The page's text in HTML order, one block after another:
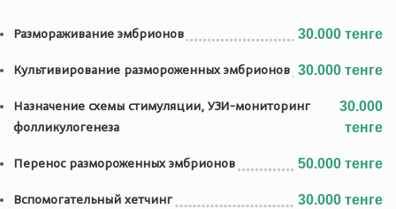
Размораживание эмбрионов 30.000 тенге
Культивирование размороженных эмбрионов 30.000 тенге
Назначение схемы стимуляции, УЗИ-мониторинг
фолликулогенеза
30.000
тенге
Перенос размороженных эмбрионов 50.000 тенге
Вспомогательный хетчинг 30.000 тенге